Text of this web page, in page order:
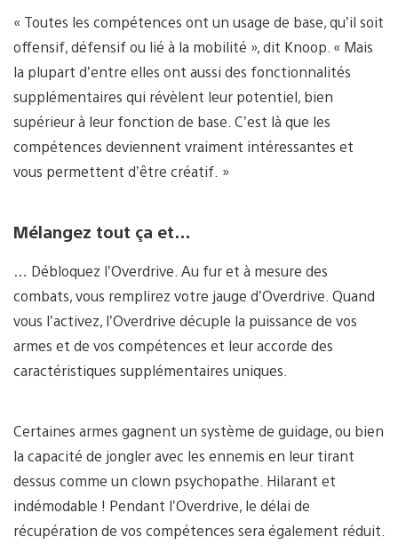
« Toutes les compétences ont un usage de base, qu’il soit
offensif, défensif ou lié à la mobilité », dit Knoop. « Mais
la plupart d’entre elles ont aussi des fonctionnalités
supplémentaires qui révèlent leur potentiel, bien
supérieur à leur fonction de base. C’est là que les
compétences deviennent vraiment intéressantes et
vous permettent d’être créatif. »
Mélangez tout ça et…
… Débloquez l’Overdrive. Au fur et à mesure des
combats, vous remplirez votre jauge d’Overdrive. Quand
vous l’activez, l’Overdrive décuple la puissance de vos
armes et de vos compétences et leur accorde des
caractéristiques supplémentaires uniques.
Certaines armes gagnent un système de guidage, ou bien
la capacité de jongler avec les ennemis en leur tirant
dessus comme un clown psychopathe. Hilarant et
indémodable ! Pendant l’Overdrive, le délai de
récupération de vos compétences sera également réduit.